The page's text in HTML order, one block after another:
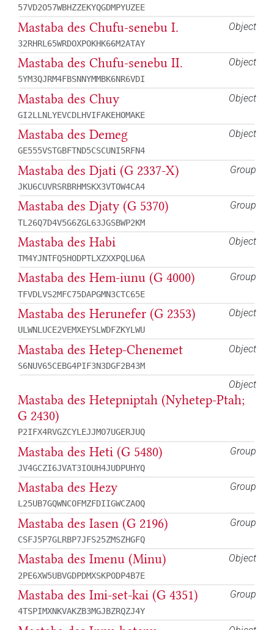
57VD2O57WBHZZEKYQGDMPYUZEE
Object
Mastaba des Chufu-senebu I.
32RHRL65WRDOXPOKHK66M2ATAY
Object
Mastaba des Chufu-senebu II.
5YM3QJRM4FBSNNYMMBK6NR6VDI
Object
Mastaba des Chuy
GI2LLNLYEVCDLHVIFAKEHOMAKE
Object
Mastaba des Demeg
GE555VSTGBFTND5CSCUNI5RFN4
Group
Mastaba des Djati (G 2337-X)
JKU6CUVRSRBRHMSKX3VTOW4CA4
Group
Mastaba des Djaty (G 5370)
TL26Q7D4V5G6ZGL63JGSBWP2KM
Object
Mastaba des Habi
TM4YJNTFQ5HODPTLXZXXPQLU6A
Group
Mastaba des Hem-iunu (G 4000)
TFVDLVS2MFC75DAPGMN3CTC65E
Object
Mastaba des Herunefer (G 2353)
ULWNLUCE2VEMXEYSLWDFZKYLWU
Object
Mastaba des Hetep-Chenemet
S6NUV65CEBG4PIF3N3DGF2B43M
Object
Mastaba des Hetepniptah (Nyhetep-Ptah;
G 2430)
P2IFX4RVGZCYLEJJMO7UGERJUQ
Group
Mastaba des Heti (G 5480)
JV4GCZI6JVAT3IOUH4JUDPUHYQ
Group
Mastaba des Hezy
L25UB7GQWNCOFMZFDIIGWCZAOQ
Group
Mastaba des Iasen (G 2196)
CSFJ5P7GLRBP7JFS25ZMSZHGFQ
Object
Mastaba des Imenu (Minu)
2PE6XW5UBVGDPDMXSKPODP4B7E
Group
Mastaba des Imi-set-kai (G 4351)
4TSPIMXNKVAKZB3MGJBZRQZJ4Y